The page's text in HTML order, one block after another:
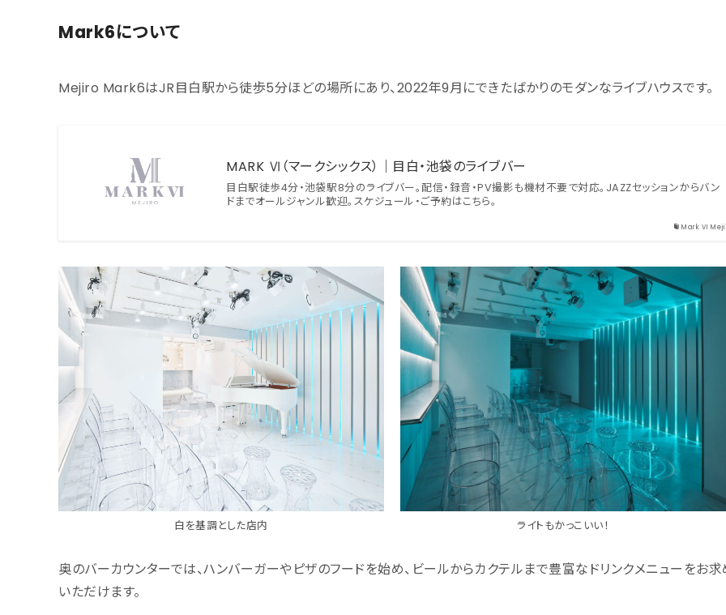
Mark6について
Mejiro Mark6はJR目白駅から徒歩5分ほどの場所にあり、2022年9月にできたばかりのモダンなライブハウスです。
Mark VI
MARK Ⅵ（マークシックス）｜目白・池袋のライブバー
目白駅徒歩4分・池袋駅8分のライブバー。配信・録音・PV撮影も機材不要で対応。JAZZセッションからバン
ドまでオールジャンル歓迎。スケジュール・ご予約はこちら。
白を基調とした店内 ライトもかっこいい！
奥のバーカウンターでは、ハンバーガーやピザのフードを始め、ビールからカクテルまで豊富なドリンクメニューをお
いただけます。